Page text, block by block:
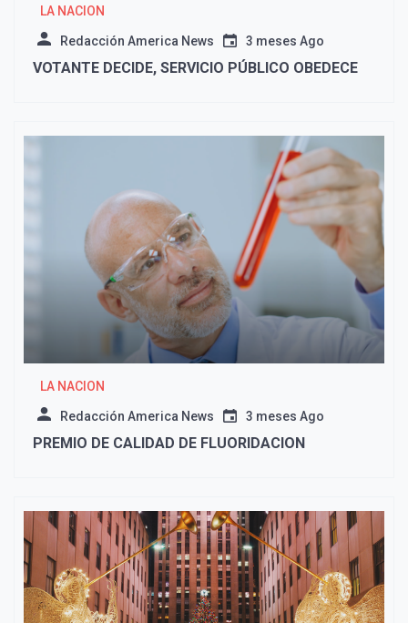
LA NACION
Redacción America News 3 meses Ago
VOTANTE DECIDE, SERVICIO PÚBLICO OBEDECE
LA NACION
Redacción America News 3 meses Ago
PREMIO DE CALIDAD DE FLUORIDACION